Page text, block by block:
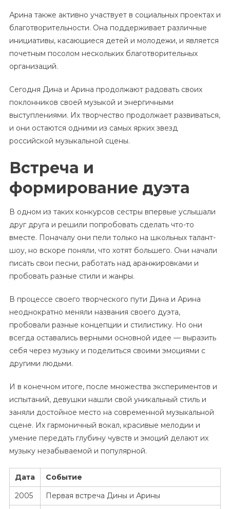
Арина также активно участвует в социальных проектах и
благотворительности. Она поддерживает различные
инициативы, касающиеся детей и молодежи, и является
почетным посолом нескольких благотворительных
организаций.
Сегодня Дина и Арина продолжают радовать своих
поклонников своей музыкой и энергичными
выступлениями. Их творчество продолжает развиваться,
и они остаются одними из самых ярких звезд
российской музыкальной сцены.
Встреча и
формирование дуэта
В одном из таких конкурсов сестры впервые услышали
друг друга и решили попробовать сделать что-то
вместе. Поначалу они пели только на школьных талант-
шоу, но вскоре поняли, что хотят большего. Они начали
писать свои песни, работать над аранжировками и
пробовать разные стили и жанры.
В процессе своего творческого пути Дина и Арина
неоднократно меняли названия своего дуэта,
пробовали разные концепции и стилистику. Но они
всегда оставались верными основной идее — выразить
себя через музыку и поделиться своими эмоциями с
другими людьми.
И в конечном итоге, после множества экспериментов и
испытаний, девушки нашли свой уникальный стиль и
заняли достойное место на современной музыкальной
сцене. Их гармоничный вокал, красивые мелодии и
умение передать глубину чувств и эмоций делают их
музыку незабываемой и популярной.
Дата
Событие
2005
Первая встреча Дины и Арины